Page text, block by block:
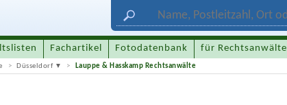
Fachartikel Fotodatenbank für Rechtsanwälte
Düsseldorf Lauppe & Hasskamp Rechtsanwälte